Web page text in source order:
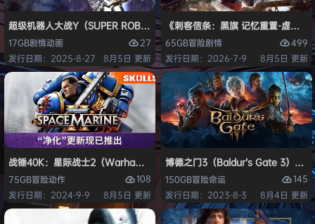
超级机器人大战Y（SUPER ROBOT WARS Y）免安装中文版
17GB剧情动画
27
发行日期：2025-8-27
8月5日 更新
《刺客信条：黑旗 记忆重置-虚拟
65GB冒险剧情
499
发行日期：2026-7-9
8月5日 更新
战锤40K：星际战士2（Warhammer 40,000: Space Marine 2）免安装
75GB冒险动作
108
发行日期：2024-9-9
8月5日 更新
博德之门3（Baldur’s Gate 3）免安
150GB冒险命运
145
发行日期：2023-8-3
8月4日 更新